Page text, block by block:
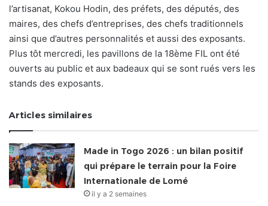
l’artisanat, Kokou Hodin, des préfets, des députés, des
maires, des chefs d’entreprises, des chefs traditionnels
ainsi que d’autres personnalités et aussi des exposants.
Plus tôt mercredi, les pavillons de la 18ème FIL ont été
ouverts au public et aux badeaux qui se sont rués vers les
stands des exposants.
Articles similaires
Made in Togo 2026 : un bilan positif
qui prépare le terrain pour la Foire
Internationale de Lomé
il y a 2 semaines